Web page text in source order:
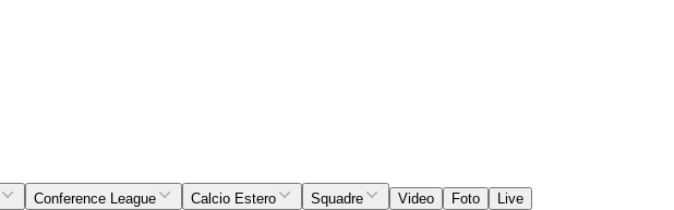
Conference League Calcio Estero Squadre Video Foto
Live